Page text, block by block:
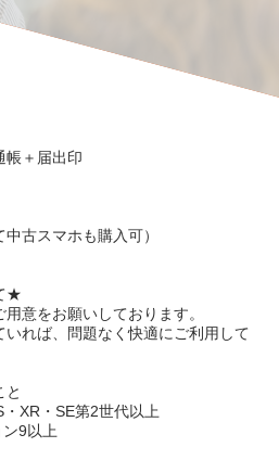
帳＋届出印
中古スマホも購入可）
★
用意をお願いしております。
いれば、問題なく快適にご利用して
と
・ XR ・ SE第2世代以上
9以上